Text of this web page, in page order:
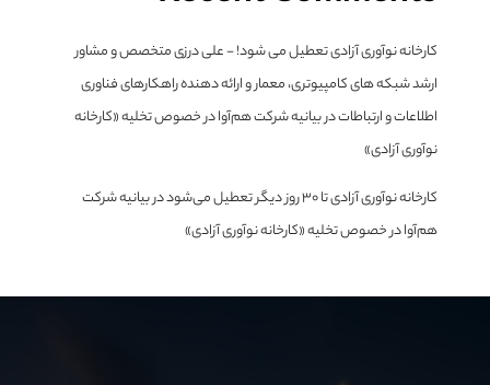
کارخانه نوآوری آزادی تعطیل می شود! - علی درزی متخصص و مشاور
ارشد شبکه های کامپیوتری، معمار و ارائه دهنده راهکارهای فناوری
اطلاعات و ارتباطاتدربیانیه شرکت هم‌آوا در خصوص تخلیه «کارخانه
نوآوری آزادی»
کارخانه نوآوری آزادی تا ۳۰ روز دیگر تعطیل می‌شود دربیانیه شرکت
هم‌آوا در خصوص تخلیه «کارخانه نوآوری آزادی»